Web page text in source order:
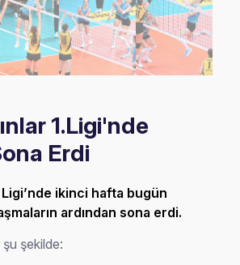
1.Ligi'nde
Erdi
Ligi’nde ikinci hafta bugün
ardından sona erdi.
şekilde: